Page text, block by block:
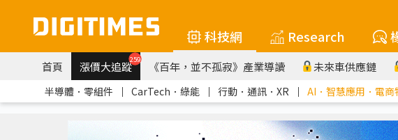
科技網 Research
首頁 漲價大追蹤259 《百年，並不孤寂》產業導讀 未來車供應鏈
半導體．零組件 ｜ CarTech．綠能 ｜ 行動．通訊．XR ｜ AI．智慧應用．電商